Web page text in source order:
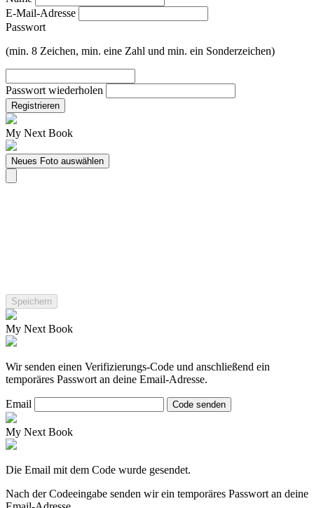
E-Mail-Adresse
Passwort
(min. 8 Zeichen, min. eine Zahl und min. ein Sonderzeichen)
Passwort wiederholen
Registrieren
My Next Book
Neues Foto auswählen
My Next Book
Wir senden einen Verifizierungs-Code und anschließend ein
temporäres Passwort an deine Email-Adresse.
Email Code senden
My Next Book
Die Email mit dem Code wurde gesendet.
Nach der Codeeingabe senden wir ein temporäres Passwort an deine